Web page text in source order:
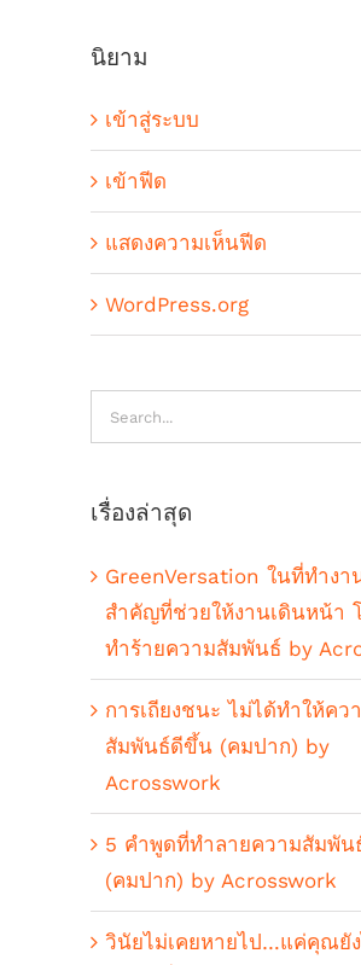
นิยาม
เข้าสู่ระบบ
เข้าฟีด
แสดงความเห็นฟีด
WordPress.org
Search
for:
เรื่องล่าสุด
GreenVersation ในที่ทำงา
สำคัญที่ช่วยให้งานเดินหน้า
ทำร้ายความสัมพันธ์ by
การเถียงชนะ ไม่ได้ทำให้คว
สัมพันธ์ดีขึ้น (คมปาก) by
Acrosswork
5 คำพูดที่ทำลายความสัมพัน
(คมปาก) by Acrosswork
วินัยไม่เคยหายไป…แค่คุณยัง